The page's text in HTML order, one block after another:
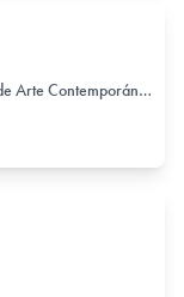
Curador / Comisario (de Arte Contemporáneo)